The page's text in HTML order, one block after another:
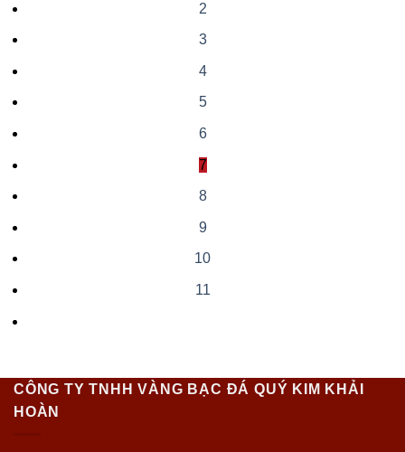
2
3
4
5
6
7
8
9
10
11
CÔNG TY TNHH VÀNG BẠC ĐÁ QUÝ KIM KHẢI
HOÀN